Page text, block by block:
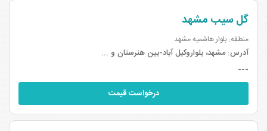
گل سیب مشهد
منطقه: بلوار هاشمیه مشهد
آدرس:مشهد، بلواروکیل آباد-بین هنرستان و ...
---
درخواست قیمت